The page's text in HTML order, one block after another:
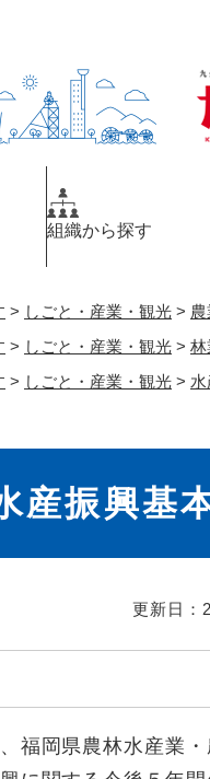
組織から探す
> しごと・産業・観光 > 農
> しごと・産業・観光 > 林
> しごと・産業・観光 >
産振興基
更新日：
福岡県農林水産業